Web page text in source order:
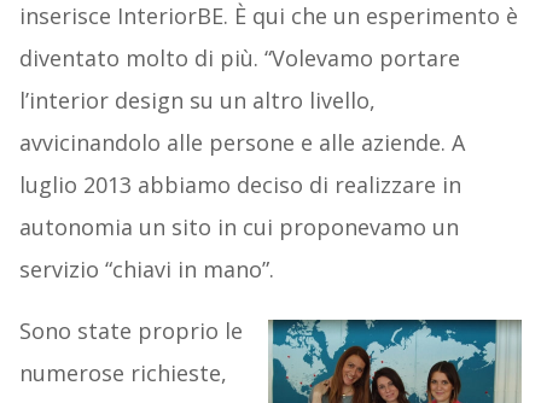
inserisce InteriorBE. È qui che un esperimento è
diventato molto di più. “Volevamo portare
l’interior design su un altro livello,
avvicinandolo alle persone e alle aziende. A
luglio 2013 abbiamo deciso di realizzare in
autonomia un sito in cui proponevamo un
servizio “chiavi in mano”.
Sono state proprio le
numerose richieste,